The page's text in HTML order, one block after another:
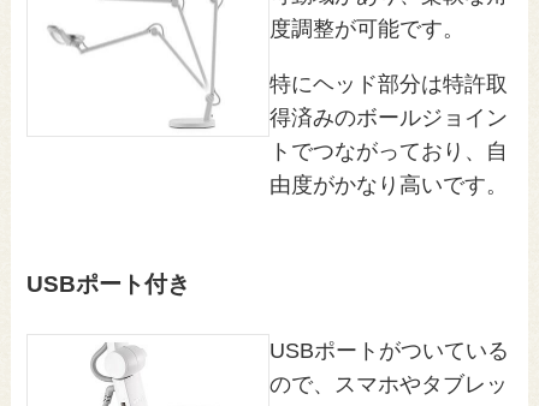
度調整が可能です。
特にヘッド部分は特許取
得済みのボールジョイン
トでつながっており、自
由度がかなり高いです。
USBポート付き
USBポートがついている
ので、スマホやタブレッ